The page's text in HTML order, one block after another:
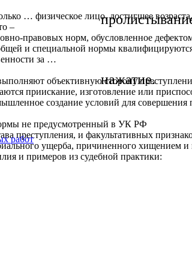
нажатие.
работ
… физическое лицо, достигшее
–
правовых норм, обусловленное дефектом
и специальной нормы
за …
объективную сторону
приискание, изготовление или
создание условий для
не предусмотренный в УК РФ
преступления, и факультативных
ущерба, причиненного хищением
и примеров из судебной практики: